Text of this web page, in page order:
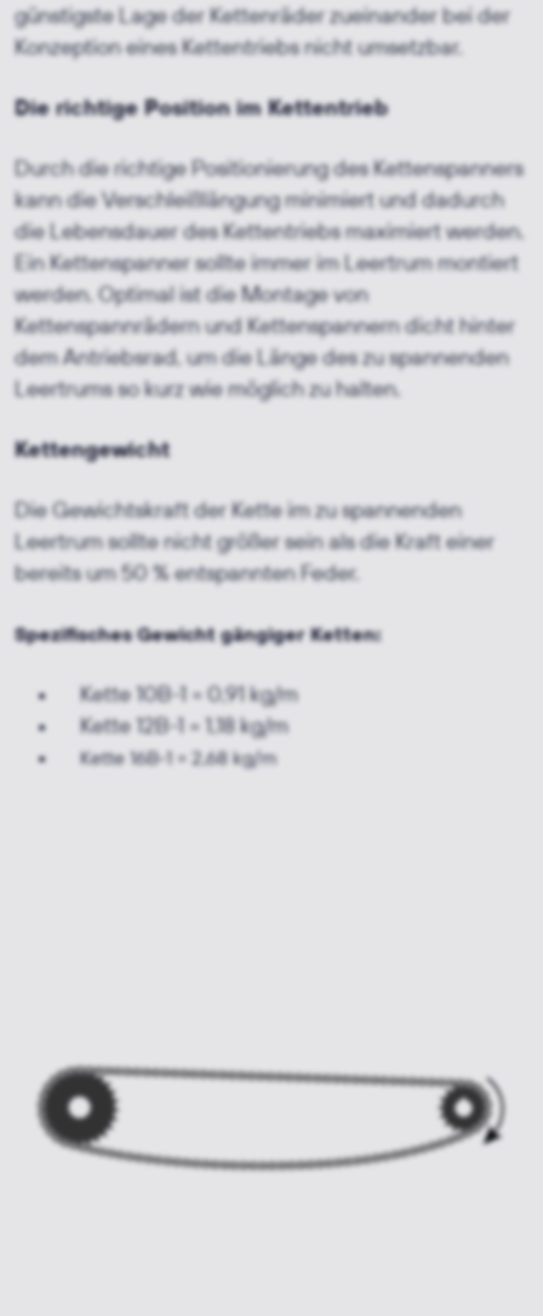
günstigste Lage der Kettenräder zueinander bei der
Konzeption eines Kettentriebs nicht umsetzbar.
Die richtige Position im Kettentrieb
Durch die richtige Positionierung des Kettenspanners
kann die Verschleißlängung minimiert und dadurch
die Lebensdauer des Kettentriebs maximiert werden.
Ein Kettenspanner sollte immer im Leertrum montiert
werden. Optimal ist die Montage von
Kettenspannrädern und Kettenspannern dicht hinter
dem Antriebsrad, um die Länge des zu spannenden
Leertrums so kurz wie möglich zu halten.
Kettengewicht
Die Gewichtskraft der Kette im zu spannenden
Leertrum sollte nicht größer sein als die Kraft einer
bereits um 50 % entspannten Feder.
Spezifisches Gewicht gängiger Ketten:
Kette 10B-1 = 0,91 kg/m
Kette 12B-1 = 1,18 kg/m
Kette 16B-1 = 2,68 kg/m